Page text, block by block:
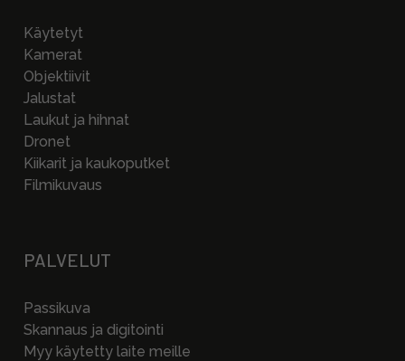
Käytetyt
Kamerat
Objektiivit
Jalustat
Laukut ja hihnat
Dronet
Kiikarit ja kaukoputket
Filmikuvaus
PALVELUT
Passikuva
Skannaus ja digitointi
Myy käytetty laite meille